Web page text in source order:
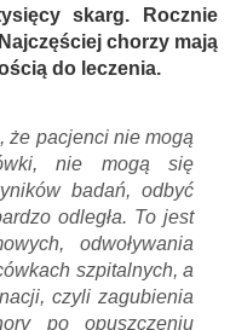
skarg. Rocznie
chorzy mają
do leczenia.
że pacjenci nie mogą
nie mogą się
badań, odbyć
odległa. To jest
odwoływania
szpitalnych, a
czyli zagubienia
po opuszczeniu